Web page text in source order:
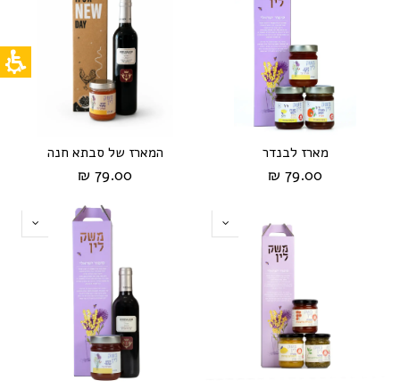
מארז לבנדר
79.00 ₪
המארז של סבתא חנה
79.00 ₪